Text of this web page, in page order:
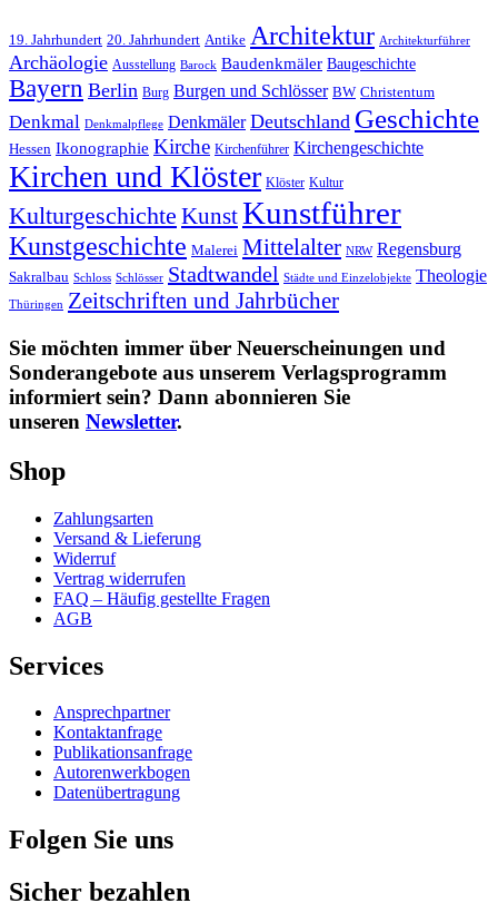
19. Jahrhundert 20. Jahrhundert Antike Architektur Architekturführer
Archäologie Ausstellung Barock Baudenkmäler Baugeschichte
Bayern Berlin Burg Burgen und Schlösser BW Christentum
Denkmal Denkmalpflege Denkmäler Deutschland Geschichte
Hessen Ikonographie Kirche Kirchenführer Kirchengeschichte
Kirchen und Klöster Klöster Kultur
Kulturgeschichte KunstKunstführer
Kunstgeschichte Malerei Mittelalter NRW Regensburg
Sakralbau Schloss Schlösser Stadtwandel Städte und Einzelobjekte Theologie
Thüringen Zeitschriften und Jahrbücher
Sie möchten immer über Neuerscheinungen und
Sonderangebote aus unserem Verlagsprogramm
informiert sein? Dann abonnieren Sie
unseren Newsletter.
Shop
Zahlungsarten
Versand & Lieferung
Widerruf
Vertrag widerrufen
FAQ – Häufig gestellte Fragen
AGB
Services
Ansprechpartner
Kontaktanfrage
Publikationsanfrage
Autorenwerkbogen
Datenübertragung
Folgen Sie uns
Sicher bezahlen